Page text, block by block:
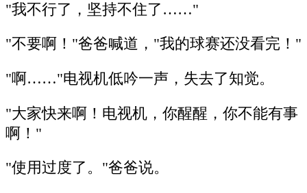
"我不行了，坚持不住了……"
"不要啊！"爸爸喊道，"我的球赛还没看完！"
"啊……"电视机低吟一声，失去了知觉。
"大家快来啊！电视机，你醒醒，你不能有事
啊！"
"使用过度了。"爸爸说。